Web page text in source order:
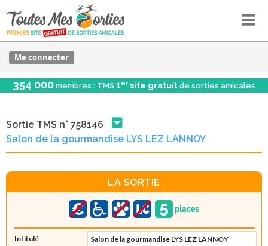
Me connecter
354 000 membres : TMS 1er site gratuit de sorties amicales
Sortie TMS n° 758146
Salon de la gourmandise LYS LEZ LANNOY
LA SORTIE
Intitulé
Salon de la gourmandise LYS LEZ LANNOY